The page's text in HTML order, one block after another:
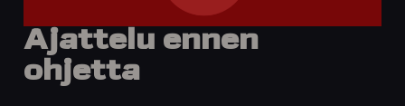
Ajattelu ennen
ohjetta